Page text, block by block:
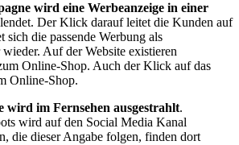
wird eine Werbeanzeige in einer
Der Klick darauf leitet die Kunden auf
sich die passende Werbung als
Auf der Website existieren
Online-Shop. Auch der Klick auf das
Online-Shop.
wird im Fernsehen ausgestrahlt.
wird auf den Social Media Kanal
die dieser Angabe folgen, finden dort